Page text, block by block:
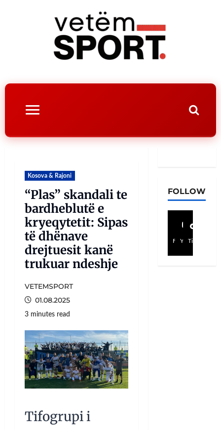
Kosova & Rajoni
“Plas” skandali te
bardheblutë e
kryeqytetit: Sipas
të dhënave
drejtuesit kanë
trukuar ndeshje
VETEMSPORT
01.08.2025
3 minutes read
Tifogrupi i
FOLLOW
Facebook
YouTube
TikTok